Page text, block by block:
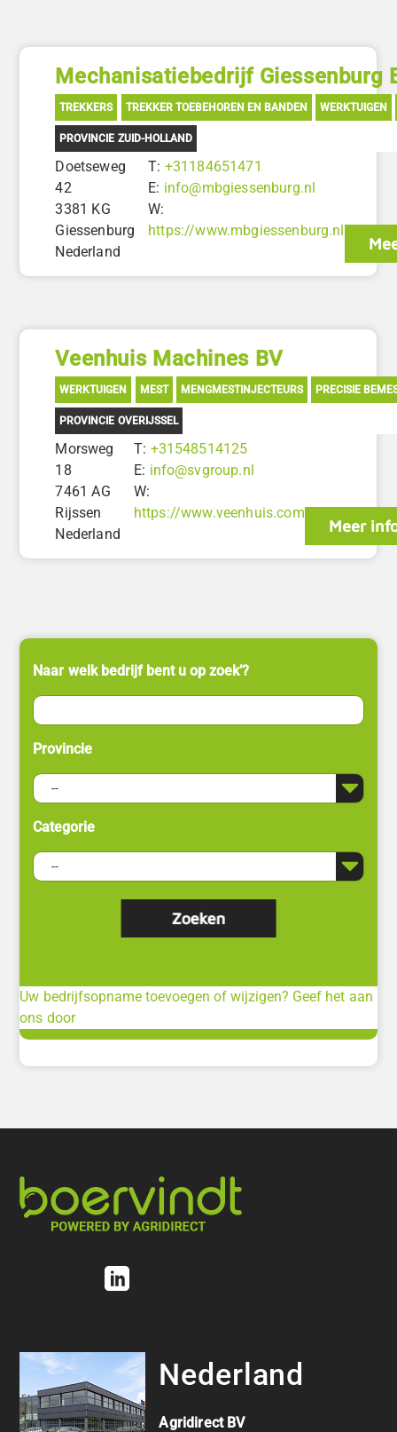
Mechanisatiebedrijf Giessenburg
TREKKERS TREKKER TOEBEHOREN EN BANDEN WERKTUIGEN
PROVINCIE ZUID-HOLLAND
Doetseweg
42
3381 KG
Giessenburg
Nederland
T: +31184651471
E: info@mbgiessenburg.nl
W:
https://www.mbgiessenburg.nl
Veenhuis Machines BV
WERKTUIGEN MEST MENGMESTINJECTEURS PRECISIE
PROVINCIE OVERIJSSEL
Morsweg
18
7461 AG
Rijssen
Nederland
T: +31548514125
E: info@svgroup.nl
W:
https://www.veenhuis.com
Meer
Naar welk bedrijf bent u op zoek’?
Provincie
Categorie
Uw bedrijfsopname toevoegen of wijzigen? Geef het aan
ons door
Nederland
Agridirect BV